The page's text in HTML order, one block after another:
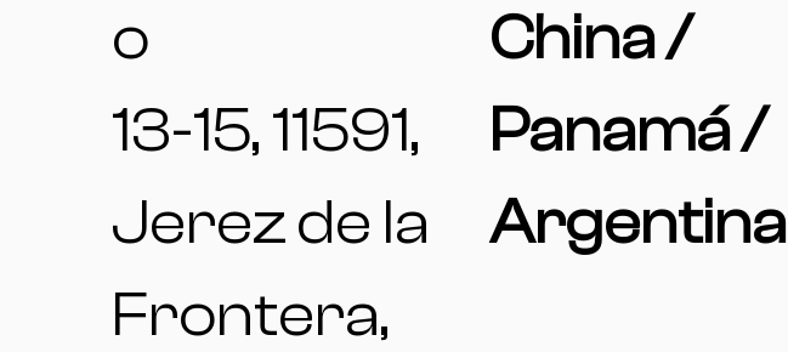
o
13-15, 11591,
Jerez de la
Frontera,
China /
Panamá /
Argentina